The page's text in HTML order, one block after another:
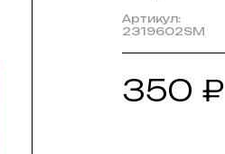
Артикул:
2319602SM
350 ₽